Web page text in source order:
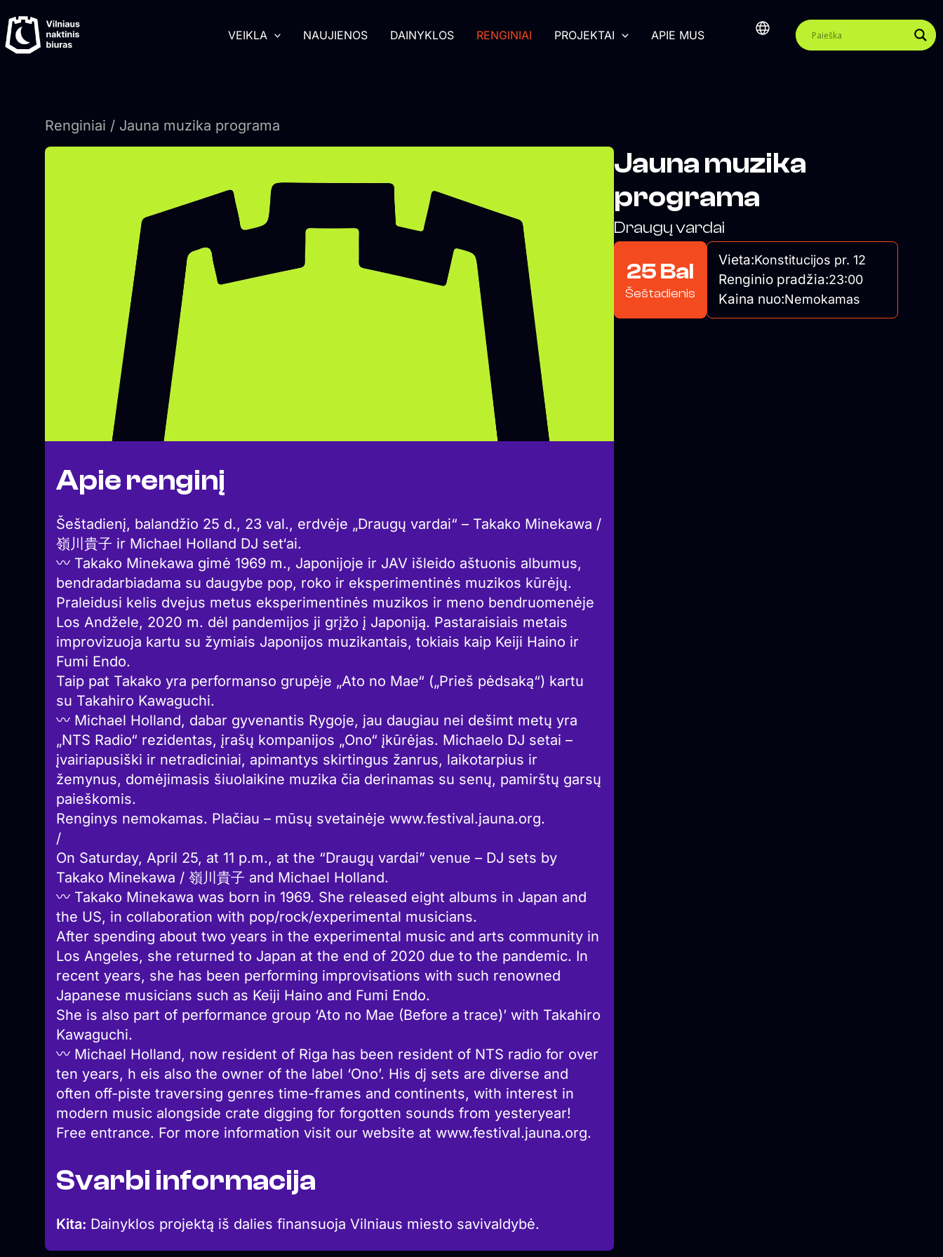
prie
turinio
VEIKLA NAUJIENOS DAINYKLOS RENGINIAI PROJEKTAI APIE MUS
Renginiai / Jauna muzika programa
Apie renginį
Šeštadienį, balandžio 25 d., 23 val., erdvėje „Draugų vardai“ – Takako Minekawa /
嶺川貴子 ir Michael Holland DJ set‘ai.
〰 Takako Minekawa gimė 1969 m., Japonijoje ir JAV išleido aštuonis albumus,
bendradarbiadama su daugybe pop, roko ir eksperimentinės muzikos kūrėjų.
Praleidusi kelis dvejus metus eksperimentinės muzikos ir meno bendruomenėje
Los Andžele, 2020 m. dėl pandemijos ji grįžo į Japoniją. Pastaraisiais metais
improvizuoja kartu su žymiais Japonijos muzikantais, tokiais kaip Keiji Haino ir
Fumi Endo.
Taip pat Takako yra performanso grupėje „Ato no Mae“ („Prieš pėdsaką“) kartu
su Takahiro Kawaguchi.
〰 Michael Holland, dabar gyvenantis Rygoje, jau daugiau nei dešimt metų yra
„NTS Radio“ rezidentas, įrašų kompanijos „Ono“ įkūrėjas. Michaelo DJ setai –
įvairiapusiški ir netradiciniai, apimantys skirtingus žanrus, laikotarpius ir
žemynus, domėjimasis šiuolaikine muzika čia derinamas su senų, pamirštų garsų
paieškomis.
Renginys nemokamas. Plačiau – mūsų svetainėje www.festival.jauna.org.
/
On Saturday, April 25, at 11 p.m., at the “Draugų vardai” venue – DJ sets by
Takako Minekawa / 嶺川貴子 and Michael Holland.
〰 Takako Minekawa was born in 1969. She released eight albums in Japan and
the US, in collaboration with pop/rock/experimental musicians.
After spending about two years in the experimental music and arts community in
Los Angeles, she returned to Japan at the end of 2020 due to the pandemic. In
recent years, she has been performing improvisations with such renowned
Japanese musicians such as Keiji Haino and Fumi Endo.
She is also part of performance group ‘Ato no Mae (Before a trace)’ with Takahiro
Kawaguchi.
〰 Michael Holland, now resident of Riga has been resident of NTS radio for over
ten years, h eis also the owner of the label ‘Ono’. His dj sets are diverse and
often off-piste traversing genres time-frames and continents, with interest in
modern music alongside crate digging for forgotten sounds from yesteryear!
Free entrance. For more information visit our website at www.festival.jauna.org.
Svarbi informacija
Kita: Dainyklos projektą iš dalies finansuoja Vilniaus miesto savivaldybė.
Jauna muzika
programa
Draugų vardai
25 Bal
Šeštadienis
Vieta:Konstitucijos pr. 12
Renginio pradžia:23:00
Kaina nuo:Nemokamas